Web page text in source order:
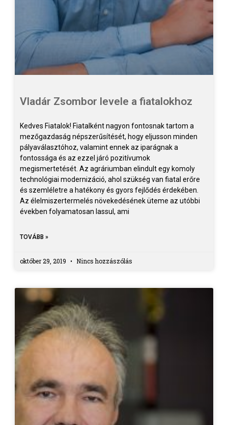
Vladár Zsombor levele a fiatalokhoz
Kedves Fiatalok! Fiatalként nagyon fontosnak tartom a
mezőgazdaság népszerűsítését, hogy eljusson minden
pályaválasztóhoz, valamint ennek az iparágnak a
fontossága és az ezzel járó pozitívumok
megismertetését. Az agráriumban elindult egy komoly
technológiai modernizáció, ahol szükség van fiatal erőre
és szemléletre a hatékony és gyors fejlődés érdekében.
Az élelmiszertermelés növekedésének üteme az utóbbi
években folyamatosan lassul, ami
TOVÁBB »
október 29, 2019 Nincs hozzászólás